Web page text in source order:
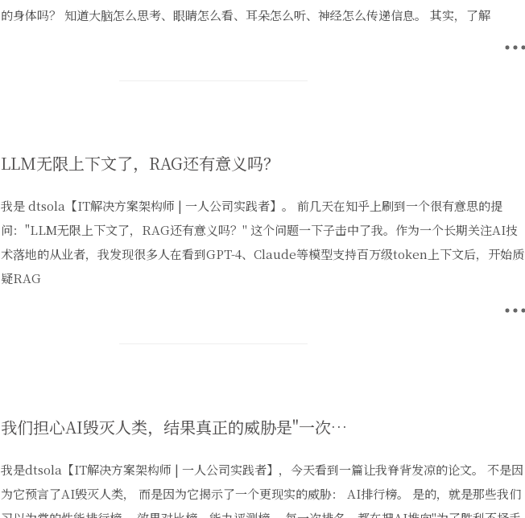
的身体吗？ 知道大脑怎么思考、眼睛怎么看、耳朵怎么听、神经怎么传递信息。 其实，了解
LLM无限上下文了，RAG还有意义吗？
我是 dtsola【IT解决方案架构师 | 一人公司实践者】。 前几天在知乎上刷到一个很有意思的提
问："LLM无限上下文了，RAG还有意义吗？" 这个问题一下子击中了我。作为一个长期关注AI技
术落地的从业者，我发现很多人在看到GPT-4、Claude等模型支持百万级token上下文后，开始质
疑RAG
我们担心AI毁灭人类，结果真正的威胁是"一次次AI排行榜"
我是dtsola【IT解决方案架构师 | 一人公司实践者】，今天看到一篇让我脊背发凉的论文。 不是因
为它预言了AI毁灭人类， 而是因为它揭示了一个更现实的威胁： AI排行榜。 是的，就是那些我们